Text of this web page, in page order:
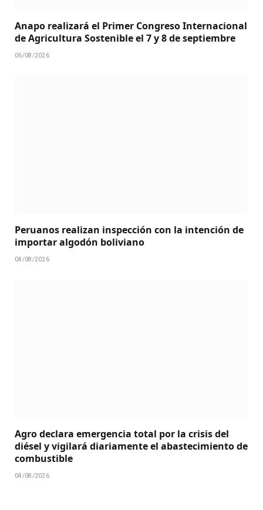
Anapo realizará el Primer Congreso Internacional
de Agricultura Sostenible el 7 y 8 de septiembre
06/08/2026
Peruanos realizan inspección con la intención de
importar algodón boliviano
04/08/2026
Agro declara emergencia total por la crisis del
diésel y vigilará diariamente el abastecimiento de
combustible
04/08/2026